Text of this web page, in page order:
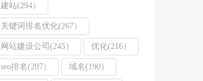
建站(294）
关键词排名优化(267）
网站建设公司(245） 优化(216）
seo排名(207） 域名(190）